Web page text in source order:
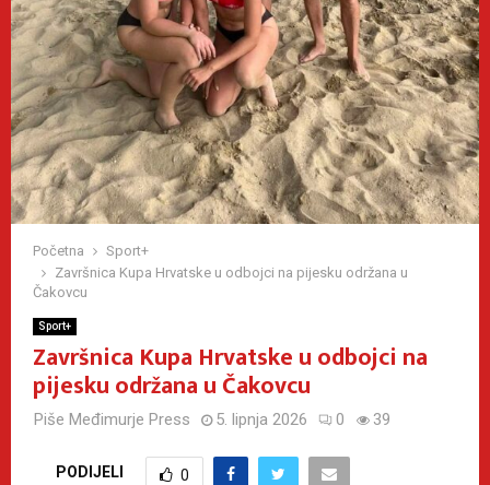
Početna
Sport+
Završnica Kupa Hrvatske u odbojci na pijesku održana u
Čakovcu
Sport+
Završnica Kupa Hrvatske u odbojci na
pijesku održana u Čakovcu
Piše Međimurje Press 5. lipnja 2026 0 39
PODIJELI 0